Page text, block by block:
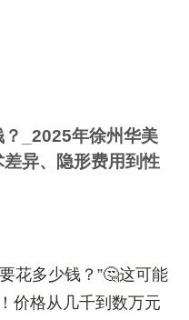
_2025年徐州华美
异、隐形费用到性
花多少钱？ ”🤔这可能
价格从几千到数万元